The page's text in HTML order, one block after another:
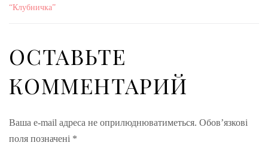
“Клубничка”
ОСТАВЬТЕ
КОММЕНТАРИЙ
Ваша e-mail адреса не оприлюднюватиметься. Обов’язкові
поля позначені *